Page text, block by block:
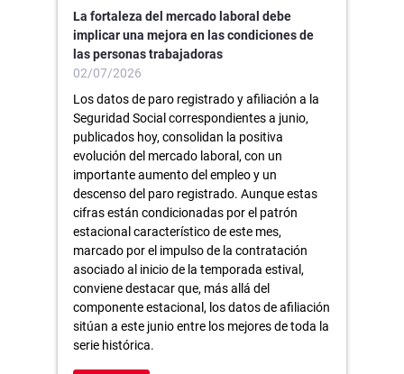
La fortaleza del mercado laboral debe
implicar una mejora en las condiciones de
las personas trabajadoras
02/07/2026
Los datos de paro registrado y afiliación a la
Seguridad Social correspondientes a junio,
publicados hoy, consolidan la positiva
evolución del mercado laboral, con un
importante aumento del empleo y un
descenso del paro registrado. Aunque estas
cifras están condicionadas por el patrón
estacional característico de este mes,
marcado por el impulso de la contratación
asociado al inicio de la temporada estival,
conviene destacar que, más allá del
componente estacional, los datos de afiliación
sitúan a este junio entre los mejores de toda la
serie histórica.